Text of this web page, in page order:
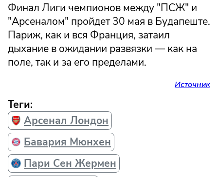
Финал Лиги чемпионов между "ПСЖ" и
"Арсеналом" пройдет 30 мая в Будапеште.
Париж, как и вся Франция, затаил
дыхание в ожидании развязки — как на
поле, так и за его пределами.
Источник
Теги:
Арсенал Лондон
Бавария Мюнхен
Пари Сен Жермен